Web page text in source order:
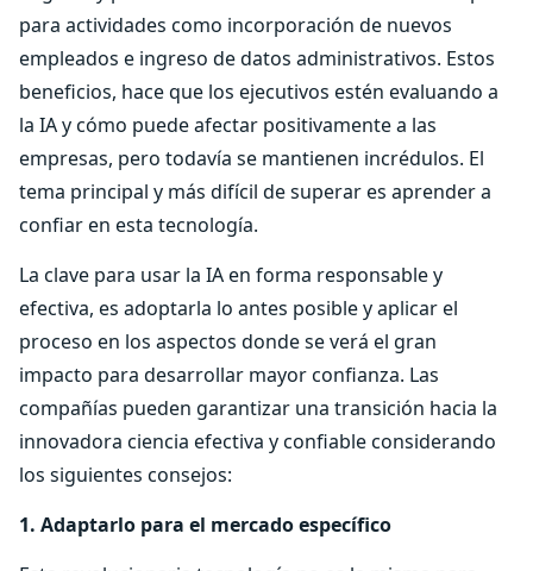
para actividades como incorporación de nuevos
empleados e ingreso de datos administrativos. Estos
beneficios, hace que los ejecutivos estén evaluando a
la IA y cómo puede afectar positivamente a las
empresas, pero todavía se mantienen incrédulos. El
tema principal y más difícil de superar es aprender a
confiar en esta tecnología.
La clave para usar la IA en forma responsable y
efectiva, es adoptarla lo antes posible y aplicar el
proceso en los aspectos donde se verá el gran
impacto para desarrollar mayor confianza. Las
compañías pueden garantizar una transición hacia la
innovadora ciencia efectiva y confiable considerando
los siguientes consejos:
1. Adaptarlo para el mercado específico